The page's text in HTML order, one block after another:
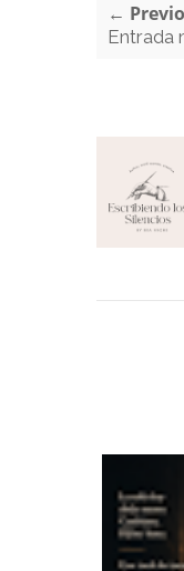
←
Entrada